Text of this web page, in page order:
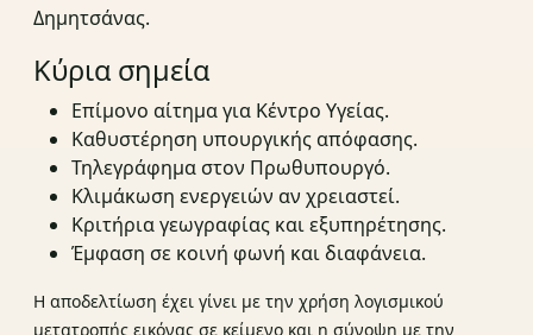
Δημητσάνας.
Κύρια σημεία
Επίμονο αίτημα για Κέντρο Υγείας.
Καθυστέρηση υπουργικής απόφασης.
Τηλεγράφημα στον Πρωθυπουργό.
Κλιμάκωση ενεργειών αν χρειαστεί.
Κριτήρια γεωγραφίας και εξυπηρέτησης.
Έμφαση σε κοινή φωνή και διαφάνεια.
Η αποδελτίωση έχει γίνει με την χρήση λογισμικού
μετατροπής εικόνας σε κείμενο και η σύνοψη με την